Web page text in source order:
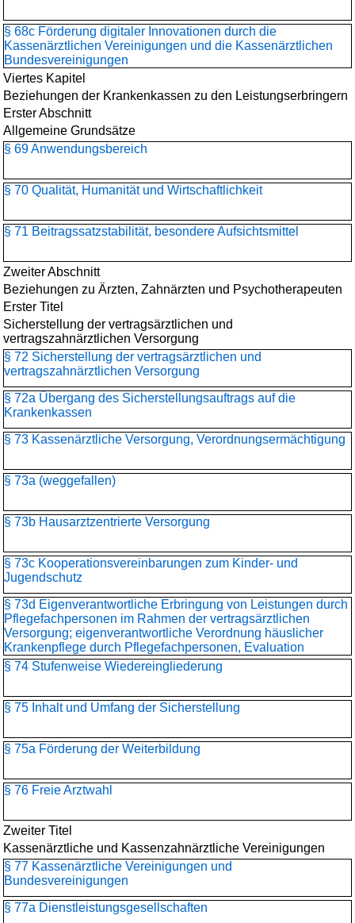
§ 68c Förderung digitaler Innovationen durch die
Kassenärztlichen Vereinigungen und die Kassenärztlichen
Bundesvereinigungen
Viertes Kapitel
Beziehungen der Krankenkassen zu den Leistungserbringern
Erster Abschnitt
Allgemeine Grundsätze
§ 69 Anwendungsbereich
§ 70 Qualität, Humanität und Wirtschaftlichkeit
§ 71 Beitragssatzstabilität, besondere Aufsichtsmittel
Zweiter Abschnitt
Beziehungen zu Ärzten, Zahnärzten und Psychotherapeuten
Erster Titel
Sicherstellung der vertragsärztlichen und
vertragszahnärztlichen Versorgung
§ 72 Sicherstellung der vertragsärztlichen und
vertragszahnärztlichen Versorgung
§ 72a Übergang des Sicherstellungsauftrags auf die
Krankenkassen
§ 73 Kassenärztliche Versorgung, Verordnungsermächtigung
§ 73a (weggefallen)
§ 73b Hausarztzentrierte Versorgung
§ 73c Kooperationsvereinbarungen zum Kinder- und
Jugendschutz
§ 73d Eigenverantwortliche Erbringung von Leistungen durch
Pflegefachpersonen im Rahmen der vertragsärztlichen
Versorgung; eigenverantwortliche Verordnung häuslicher
Krankenpflege durch Pflegefachpersonen, Evaluation
§ 74 Stufenweise Wiedereingliederung
§ 75 Inhalt und Umfang der Sicherstellung
§ 75a Förderung der Weiterbildung
§ 76 Freie Arztwahl
Zweiter Titel
Kassenärztliche und Kassenzahnärztliche Vereinigungen
§ 77 Kassenärztliche Vereinigungen und
Bundesvereinigungen
§ 77a Dienstleistungsgesellschaften